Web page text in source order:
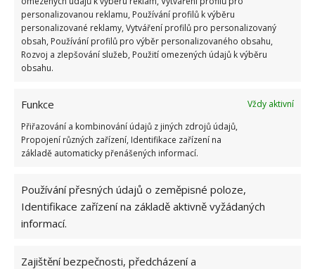
personalizovanou reklamu, Používání profilů k výběru
personalizované reklamy, Vytváření profilů pro personalizovaný
obsah, Používání profilů pro výběr personalizovaného obsahu,
Rozvoj a zlepšování služeb, Použití omezených údajů k výběru
obsahu.
Funkce
Vždy aktivní
Přiřazování a kombinování údajů z jiných zdrojů údajů,
Propojení různých zařízení, Identifikace zařízení na
základě automaticky přenášených informací.
Používání přesných údajů o zeměpisné poloze,
Identifikace zařízení na základě aktivně vyžádaných
informací.
Zajištění bezpečnosti, předcházení a
dřívějším článku na BydlímeÚtulně jsme psali, že
nízkopříjmové domácnosti mohou navíc v roce 2023
získat vyšší finanční podporu vKotlíkových dotacích